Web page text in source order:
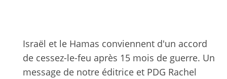
Israël et le Hamas conviennent d'un accord
de cessez-le-feu après 15 mois de guerre. Un
message de notre éditrice et PDG Rachel